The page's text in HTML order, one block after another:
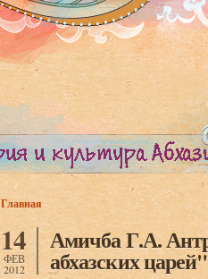
Вы здесь
Главная
14
ФЕВ
2012
Амичба Г.А.
абхазских